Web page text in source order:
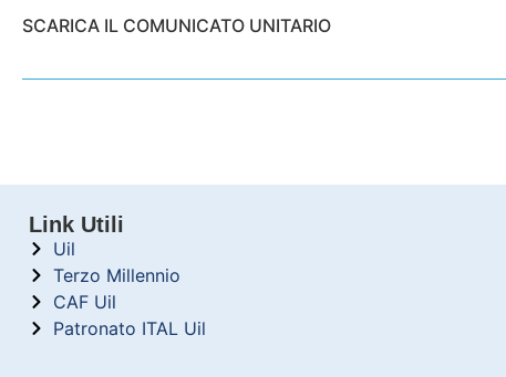
SCARICA IL COMUNICATO UNITARIO
Link Utili
Uil
Terzo Millennio
CAF Uil
Patronato ITAL Uil